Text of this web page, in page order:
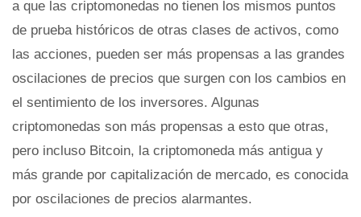
a que las criptomonedas no tienen los mismos puntos
de prueba históricos de otras clases de activos, como
las acciones, pueden ser más propensas a las grandes
oscilaciones de precios que surgen con los cambios en
el sentimiento de los inversores. Algunas
criptomonedas son más propensas a esto que otras,
pero incluso Bitcoin, la criptomoneda más antigua y
más grande por capitalización de mercado, es conocida
por oscilaciones de precios alarmantes.